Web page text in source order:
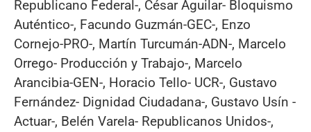
Republicano Federal-, César Aguilar- Bloquismo
Auténtico-, Facundo Guzmán-GEC-, Enzo
Cornejo-PRO-, Martín Turcumán-ADN-, Marcelo
Orrego- Producción y Trabajo-, Marcelo
Arancibia-GEN-, Horacio Tello- UCR-, Gustavo
Fernández- Dignidad Ciudadana-, Gustavo Usín -
Actuar-, Belén Varela- Republicanos Unidos-,